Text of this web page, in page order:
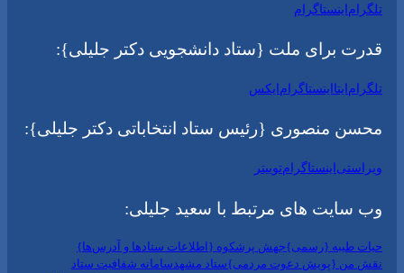
تلگراماینستاگرام
قدرت برای ملت {ستاد دانشجویی دکتر جلیلی}:
تلگرامایتااینستاگرامایکس
محسن منصوری {رئیس ستاد انتخاباتی دکتر جلیلی}:
ویراستیاینستاگرامتوییتر
وب سایت های مرتبط با سعید جلیلی:
حیات طیبه {رسمی}جهش پرشکوه {اطلاعات ستادها و آدرس‌ها}
نقش من {پویش دعوت مردمی}ستاد مشهد سامانه شفافیت ستاد